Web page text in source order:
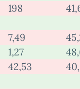
198
7,49
1,27
42,53